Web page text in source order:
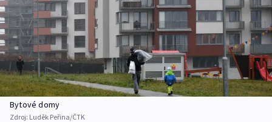
Bytové domy
Zdroj: Luděk Peřina/ČTK